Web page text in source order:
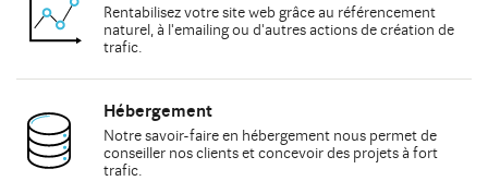
Rentabilisez votre site web grâce au référencement
naturel, à l'emailingou d'autres actions decréation de
trafic.
Hébergement
Notre savoir-faire en hébergement nous permet de
conseiller nos clients et concevoir des projets à fort
trafic.